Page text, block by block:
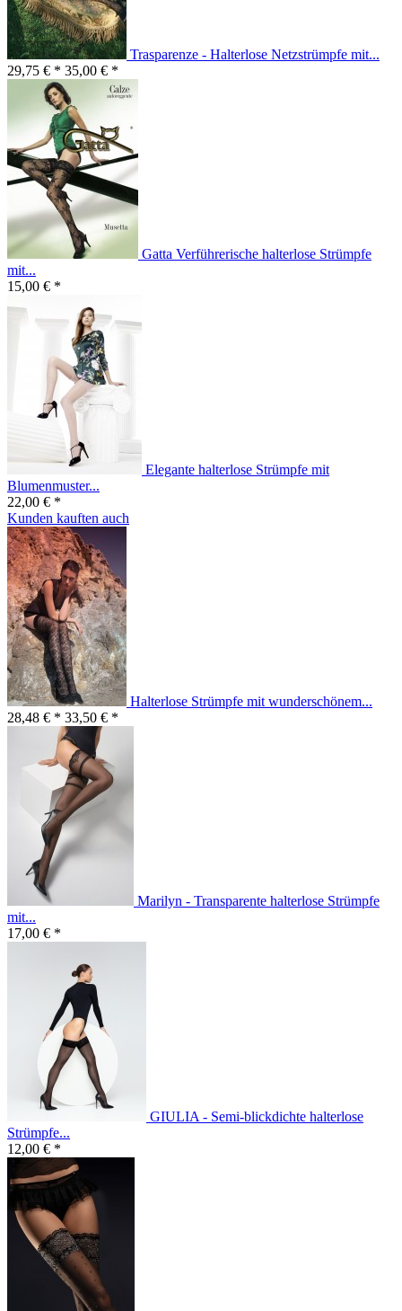
Trasparenze - Halterlose Netzstrümpfe mit...
29,75 € * 35,00 € *
Gatta Verführerische halterlose Strümpfe
mit...
15,00 € *
Elegante halterlose Strümpfe mit
Blumenmuster...
22,00 € *
Kunden kauften auch
Halterlose Strümpfe mit wunderschönem...
28,48 € * 33,50 € *
Marilyn - Transparente halterlose Strümpfe
mit...
17,00 € *
GIULIA - Semi-blickdichte halterlose
Strümpfe...
12,00 € *